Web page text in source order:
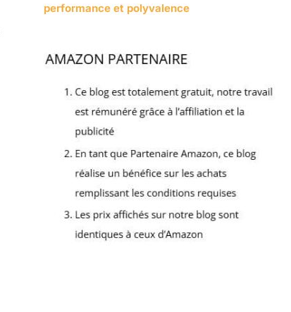
performance et polyvalence